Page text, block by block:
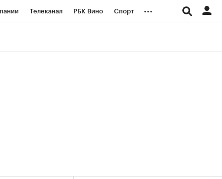
Телеканал РБК Вино Спорт ...